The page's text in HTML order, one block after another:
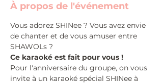
À propos de l'événement
Vous adorez SHINee ? Vous avez envie
de chanter et de vous amuser entre
SHAWOLs ?
Ce karaoké est fait pour vous !
Pour l'anniversaire du groupe, on vous
invite à un karaoké spécial SHINee à